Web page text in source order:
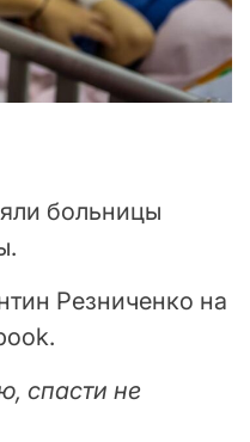
больницы
Резниченко на
спасти не